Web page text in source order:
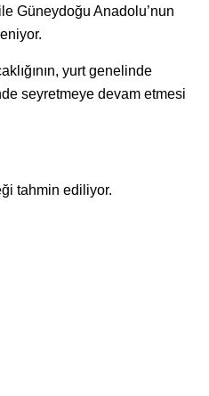
Güneydoğu Anadolu’nun
yurt genelinde
seyretmeye devam etmesi
tahmin ediliyor.